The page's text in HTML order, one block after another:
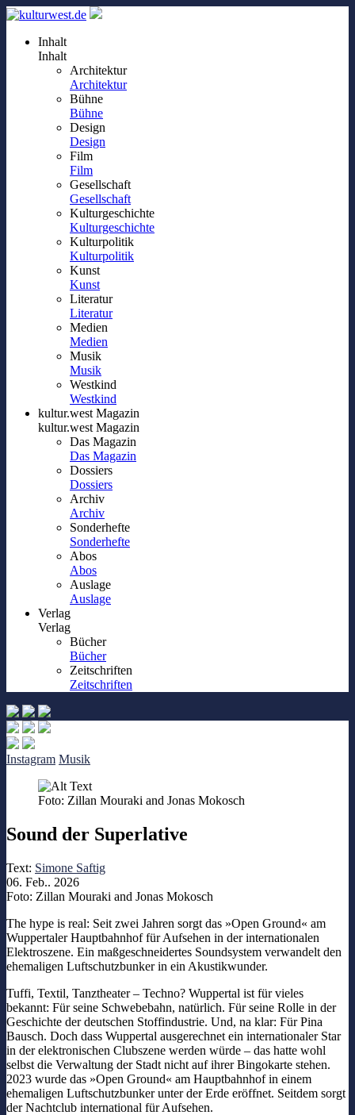
Inhalt
Inhalt
Architektur
Architektur
Bühne
Bühne
Design
Design
Film
Film
Gesellschaft
Gesellschaft
Kulturgeschichte
Kulturgeschichte
Kulturpolitik
Kulturpolitik
Kunst
Kunst
Literatur
Literatur
Medien
Medien
Musik
Musik
Westkind
Westkind
kultur.west Magazin
kultur.west Magazin
Das Magazin
Das Magazin
Dossiers
Dossiers
Archiv
Archiv
Sonderhefte
Sonderhefte
Abos
Abos
Auslage
Auslage
Verlag
Verlag
Bücher
Bücher
Zeitschriften
Zeitschriften
Instagram Musik
Foto: Zillan Mouraki and Jonas Mokosch
Sound der Superlative
Text: Simone Saftig
06. Feb.. 2026
Foto: Zillan Mouraki and Jonas Mokosch
The hype is real: Seit zwei Jahren sorgt das »Open Ground« am
Wuppertaler Hauptbahnhof für Aufsehen in der internationalen
Elektroszene. Ein maßgeschneidertes Soundsystem verwandelt den
ehemaligen Luftschutzbunker in ein Akustikwunder.
Tuffi, Textil, Tanztheater – Techno? Wuppertal ist für vieles
bekannt: Für seine Schwebebahn, natürlich. Für seine Rolle in der
Geschichte der deutschen Stoffindustrie. Und, na klar: Für Pina
Bausch. Doch dass Wuppertal ausgerechnet ein internationaler Star
in der elektronischen Clubszene werden würde – das hatte wohl
selbst die Verwaltung der Stadt nicht auf ihrer Bingokarte stehen.
2023 wurde das »Open Ground« am Hauptbahnhof in einem
ehemaligen Luftschutzbunker unter der Erde eröffnet. Seitdem sorgt
der Nachtclub international für Aufsehen.